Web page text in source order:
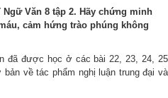
Ngữ Văn 8 tập 2. Hãy chứng minh
cảm hứng trào phúng không
đã được học ở các bài 22, 23, 24, 25
về tác phẩm nghị luận trung đại và